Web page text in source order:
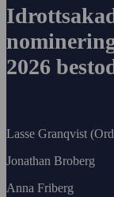
2026
Lasse Granqvist
Jonathan Broberg
Anna Friberg